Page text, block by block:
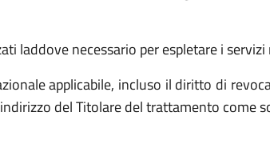
laddove necessario per espletare i servizi
applicabile, incluso il diritto di
del Titolare del trattamento come